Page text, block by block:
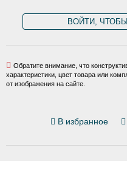
В избранное
ВОЙТИ,
Обратите внимание, что
характеристики, цвет товара или
от изображения на сайте.